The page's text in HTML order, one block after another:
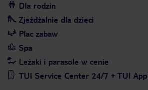
Dla rodzin
Zjeżdżalnie dla dzieci
Plac zabaw
Spa
Leżaki i parasole w cenie
TUI Service Center 24/7 + TUI App